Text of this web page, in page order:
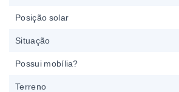
Posição solar
Situação
Possui mobília?
Terreno